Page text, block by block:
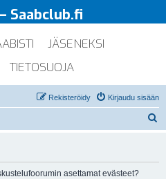
Saabclub.fi
JÄSENEKSI
TIETOSUOJA
Kirjaudu sisään
Rekisteröidy
asettamat evästeet?